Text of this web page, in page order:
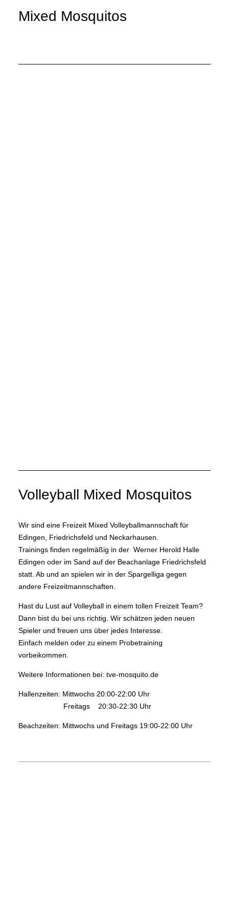
Mixed Mosquitos
Volleyball Mixed Mosquitos
Wir sind eine Freizeit Mixed Volleyballmannschaft für
Edingen, Friedrichsfeld und Neckarhausen.
Trainings finden regelmäßig in der Werner Herold Halle
Edingen oder im Sand auf der Beachanlage Friedrichsfeld
statt. Ab und an spielen wir in der Spargelliga gegen
andere Freizeitmannschaften.
Hast du Lust auf Volleyball in einem tollen Freizeit Team?
Dann bist du bei uns richtig. Wir schätzen jeden neuen
Spieler und freuen uns über jedes Interesse.
Einfach melden oder zu einem Probetraining
vorbeikommen.
Weitere Informationen bei: tve-mosquito.de
Hallenzeiten: Mittwochs 20:00-22:00 Uhr
Freitags 20:30-22:30 Uhr
Beachzeiten: Mittwochs und Freitags 19:00-22:00 Uhr